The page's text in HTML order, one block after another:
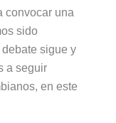
convocar una
sido
sigue y
a seguir
en este